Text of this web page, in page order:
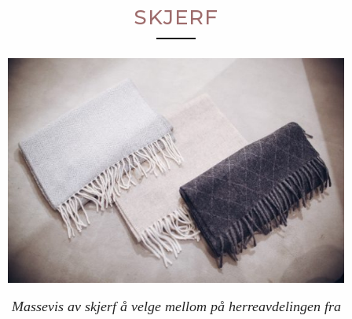
SKJERF
Massevis av skjerf å velge mellom på herreavdelingen fra